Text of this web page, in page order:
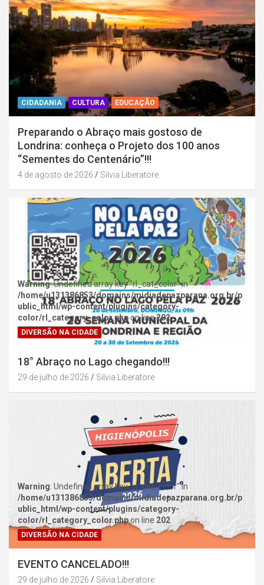
CIDADANIA CULTURA EDUCAÇÃO
Preparando o Abraço mais gostoso de
Londrina: conheça o Projeto dos 100 anos
“Sementes do Centenário”!!!
4 de agosto de 2026 Silvia Liberatore
Warning: Undefined array key "rl_cat_color" in
/home/u131386853/domains/midiadepazparana.org.br/p
ublic_html/wp-content/plugins/category-
color/rl_category_color.phpon line202
DIVERSÃO NA CIDADE
18° Abraço no Lago chegando!!!
29 de julho de 2026 Silvia Liberatore
Warning: Undefined array key "rl_cat_color" in
/home/u131386853/domains/midiadepazparana.org.br/p
ublic_html/wp-content/plugins/category-
color/rl_category_color.phpon line 202
DIVERSÃO NA CIDADE
EVENTO CANCELADO!!!
29 de julho de 2026 Silvia Liberatore